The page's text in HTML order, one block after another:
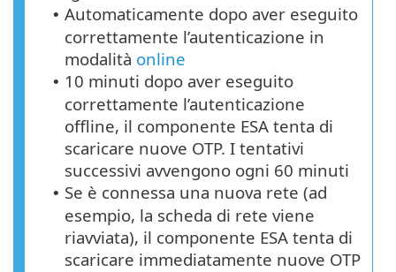
• Automaticamente dopo aver eseguito
correttamente l’autenticazione in
modalità online
• 10 minuti dopo aver eseguito
correttamente l’autenticazione
offline, il componente ESA tenta di
scaricare nuove OTP. I tentativi
successivi avvengono ogni 60 minuti
• Se è connessa una nuova rete (ad
esempio, la scheda di rete viene
riavviata), il componente ESA tenta di
scaricare immediatamente nuove OTP